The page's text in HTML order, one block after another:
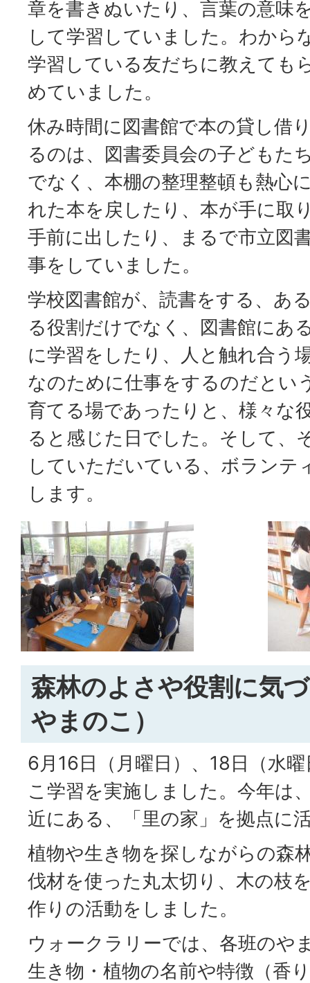
章を書きぬいたり、言葉の意味
して学習していました。わから
学習している友だちに教えても
めていました。
休み時間に図書館で本の貸し借
るのは、図書委員会の子どもた
でなく、本棚の整理整頓も熱心
れた本を戻したり、本が手に取
手前に出したり、まるで市立図
事をしていました。
学校図書館が、読書をする、あ
る役割だけでなく、図書館にあ
に学習をしたり、人と触れ合う
なのために仕事をするのだとい
育てる場であったりと、様々な
ると感じた日でした。そして、
していただいている、ボランテ
します。
森林のよさや役割に気
やまのこ）
6月16日（月曜日）、18日（水
こ学習を実施しました。今年は
近にある、「里の家」を拠点に
植物や生き物を探しながらの森
伐材を使った丸太切り、木の枝
作りの活動をしました。
ウォークラリーでは、各班のや
生き物・植物の名前や特徴（香